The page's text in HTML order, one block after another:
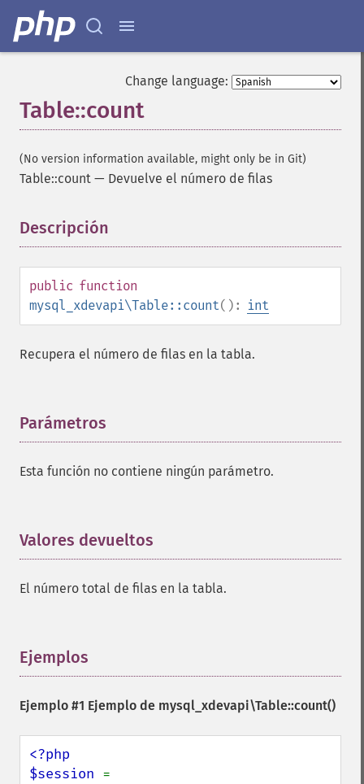
Change language:
Table::count
(No version information available, might only be in Git)
Table::count — Devuelve el número de filas
Descripción
public function
mysql_xdevapi\Table::count(): int
Recupera el número de filas en la tabla.
Parámetros
Esta función no contiene ningún parámetro.
Valores devueltos
El número total de filas en la tabla.
Ejemplos
Ejemplo #1 Ejemplo de mysql_xdevapi\Table::count()
<?php
$session